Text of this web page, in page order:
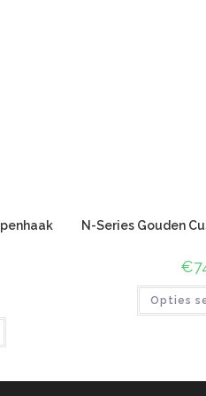
N-Series Gouden
€
Opties